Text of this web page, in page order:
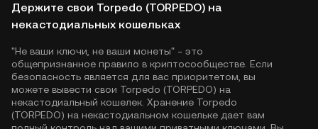
Держите свои Torpedo (TORPEDO) на
некастодиальных кошельках
"Не ваши ключи, не ваши монеты" - это
общепризнанное правило в криптосообществе. Если
безопасность является для вас приоритетом, вы
можете вывести свои Torpedo (TORPEDO) на
некастодиальный кошелек. Хранение Torpedo
(TORPEDO) на некастодиальном кошельке дает вам